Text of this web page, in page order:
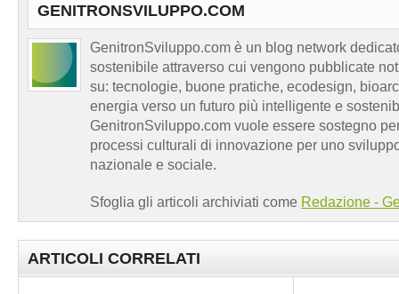
GENITRONSVILUPPO.COM
GenitronSviluppo.com è un blog network
sostenibile attraverso cui vengono pubblicate
su: tecnologie, buone pratiche, ecodesign,
energia verso un futuro più intelligente e
GenitronSviluppo.com vuole essere sostegno
processi culturali di innovazione per uno
nazionale e sociale.
Sfoglia gli articoli archiviati come Redazione -
ARTICOLI CORRELATI